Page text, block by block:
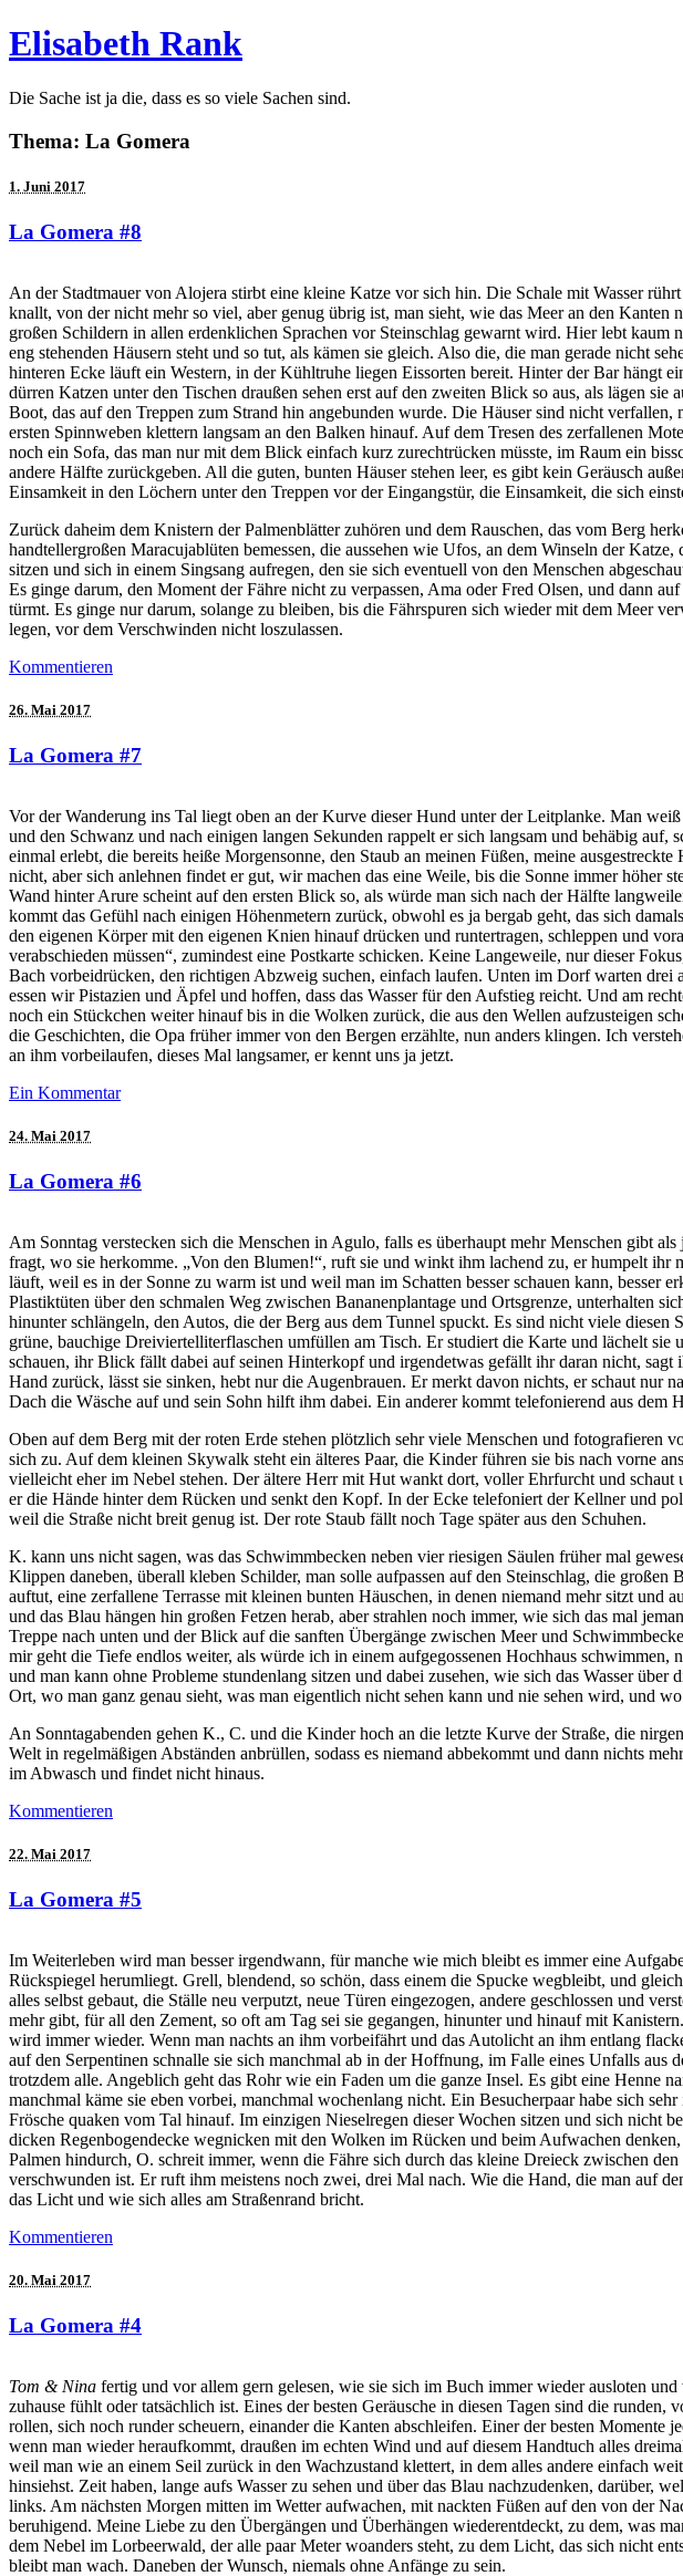
Elisabeth Rank
Die Sache ist ja die, dass es so viele Sachen sind.
Thema: La Gomera
1. Juni 2017
La Gomera #8
An der Stadtmauer von Alojera stirbt eine kleine Katze vor sich hin. Die Schale mit Wasser
knallt, von der nicht mehr so viel, aber genug übrig ist, man sieht, wie das Meer an den
großen Schildern in allen erdenklichen Sprachen vor Steinschlag gewarnt wird. Hier lebt
eng stehenden Häusern steht und so tut, als kämen sie gleich. Also die, die man gerade nicht
hinteren Ecke läuft ein Western, in der Kühltruhe liegen Eissorten bereit. Hinter der Bar hängt
dürren Katzen unter den Tischen draußen sehen erst auf den zweiten Blick so aus, als lägen
Boot, das auf den Treppen zum Strand hin angebunden wurde. Die Häuser sind nicht
ersten Spinnweben klettern langsam an den Balken hinauf. Auf dem Tresen des zerfallenen
noch ein Sofa, das man nur mit dem Blick einfach kurz zurechtrücken müsste, im Raum ein
andere Hälfte zurückgeben. All die guten, bunten Häuser stehen leer, es gibt kein Geräusch
Einsamkeit in den Löchern unter den Treppen vor der Eingangstür, die Einsamkeit, die sich
Zurück daheim dem Knistern der Palmenblätter zuhören und dem Rauschen, das vom Berg
handtellergroßen Maracujablüten bemessen, die aussehen wie Ufos, an dem Winseln der
sitzen und sich in einem Singsang aufregen, den sie sich eventuell von den Menschen
Es ginge darum, den Moment der Fähre nicht zu verpassen, Ama oder Fred Olsen, und dann
türmt. Es ginge nur darum, solange zu bleiben, bis die Fährspuren sich wieder mit dem Meer
legen, vor dem Verschwinden nicht loszulassen.
Kommentieren
26. Mai 2017
La Gomera #7
Vor der Wanderung ins Tal liegt oben an der Kurve dieser Hund unter der Leitplanke. Man
und den Schwanz und nach einigen langen Sekunden rappelt er sich langsam und behäbig
einmal erlebt, die bereits heiße Morgensonne, den Staub an meinen Füßen, meine
nicht, aber sich anlehnen findet er gut, wir machen das eine Weile, bis die Sonne immer höher
Wand hinter Arure scheint auf den ersten Blick so, als würde man sich nach der Hälfte
kommt das Gefühl nach einigen Höhenmetern zurück, obwohl es ja bergab geht, das sich
den eigenen Körper mit den eigenen Knien hinauf drücken und runtertragen, schleppen und
verabschieden müssen“, zumindest eine Postkarte schicken. Keine Langeweile, nur dieser
Bach vorbeidrücken, den richtigen Abzweig suchen, einfach laufen. Unten im Dorf warten
essen wir Pistazien und Äpfel und hoffen, dass das Wasser für den Aufstieg reicht. Und am
noch ein Stückchen weiter hinauf bis in die Wolken zurück, die aus den Wellen aufzusteigen
die Geschichten, die Opa früher immer von den Bergen erzählte, nun anders klingen. Ich
an ihm vorbeilaufen, dieses Mal langsamer, er kennt uns ja jetzt.
Ein Kommentar
24. Mai 2017
La Gomera #6
Am Sonntag verstecken sich die Menschen in Agulo, falls es überhaupt mehr Menschen gibt
fragt, wo sie herkomme. „Von den Blumen!“, ruft sie und winkt ihm lachend zu, er humpelt ihr
läuft, weil es in der Sonne zu warm ist und weil man im Schatten besser schauen kann, besser
Plastiktüten über den schmalen Weg zwischen Bananenplantage und Ortsgrenze, unterhalten
hinunter schlängeln, den Autos, die der Berg aus dem Tunnel spuckt. Es sind nicht viele diesen
grüne, bauchige Dreiviertelliterflaschen umfüllen am Tisch. Er studiert die Karte und lächelt
schauen, ihr Blick fällt dabei auf seinen Hinterkopf und irgendetwas gefällt ihr daran nicht,
Hand zurück, lässt sie sinken, hebt nur die Augenbrauen. Er merkt davon nichts, er schaut nur
Dach die Wäsche auf und sein Sohn hilft ihm dabei. Ein anderer kommt telefonierend aus dem
Oben auf dem Berg mit der roten Erde stehen plötzlich sehr viele Menschen und fotografieren
sich zu. Auf dem kleinen Skywalk steht ein älteres Paar, die Kinder führen sie bis nach vorne
vielleicht eher im Nebel stehen. Der ältere Herr mit Hut wankt dort, voller Ehrfurcht und
er die Hände hinter dem Rücken und senkt den Kopf. In der Ecke telefoniert der Kellner und
weil die Straße nicht breit genug ist. Der rote Staub fällt noch Tage später aus den Schuhen.
K. kann uns nicht sagen, was das Schwimmbecken neben vier riesigen Säulen früher mal
Klippen daneben, überall kleben Schilder, man solle aufpassen auf den Steinschlag, die
auftut, eine zerfallene Terrasse mit kleinen bunten Häuschen, in denen niemand mehr sitzt und
und das Blau hängen hin großen Fetzen herab, aber strahlen noch immer, wie sich das mal
Treppe nach unten und der Blick auf die sanften Übergänge zwischen Meer und
mir geht die Tiefe endlos weiter, als würde ich in einem aufgegossenen Hochhaus
und man kann ohne Probleme stundenlang sitzen und dabei zusehen, wie sich das Wasser
Ort, wo man ganz genau sieht, was man eigentlich nicht sehen kann und nie sehen wird, und
An Sonntagabenden gehen K., C. und die Kinder hoch an die letzte Kurve der Straße, die
Welt in regelmäßigen Abständen anbrüllen, sodass es niemand abbekommt und dann nichts
im Abwasch und findet nicht hinaus.
Kommentieren
22. Mai 2017
La Gomera #5
Im Weiterleben wird man besser irgendwann, für manche wie mich bleibt es immer eine
Rückspiegel herumliegt. Grell, blendend, so schön, dass einem die Spucke wegbleibt, und
alles selbst gebaut, die Ställe neu verputzt, neue Türen eingezogen, andere geschlossen und
mehr gibt, für all den Zement, so oft am Tag sei sie gegangen, hinunter und hinauf mit
wird immer wieder. Wenn man nachts an ihm vorbeifährt und das Autolicht an ihm entlang
auf den Serpentinen schnalle sie sich manchmal ab in der Hoffnung, im Falle eines Unfalls
trotzdem alle. Angeblich geht das Rohr wie ein Faden um die ganze Insel. Es gibt eine Henne
manchmal käme sie eben vorbei, manchmal wochenlang nicht. Ein Besucherpaar habe sich
Frösche quaken vom Tal hinauf. Im einzigen Nieselregen dieser Wochen sitzen und sich nicht
dicken Regenbogendecke wegnicken mit den Wolken im Rücken und beim Aufwachen
Palmen hindurch, O. schreit immer, wenn die Fähre sich durch das kleine Dreieck zwischen
verschwunden ist. Er ruft ihm meistens noch zwei, drei Mal nach. Wie die Hand, die man auf
das Licht und wie sich alles am Straßenrand bricht.
Kommentieren
20. Mai 2017
La Gomera #4
Tom & Nina fertig und vor allem gern gelesen, wie sie sich im Buch immer wieder ausloten
zuhause fühlt oder tatsächlich ist. Eines der besten Geräusche in diesen Tagen sind die
rollen, sich noch runder scheuern, einander die Kanten abschleifen. Einer der besten
wenn man wieder heraufkommt, draußen im echten Wind und auf diesem Handtuch alles
weil man wie an einem Seil zurück in den Wachzustand klettert, in dem alles andere einfach
hinsiehst. Zeit haben, lange aufs Wasser zu sehen und über das Blau nachzudenken,
links. Am nächsten Morgen mitten im Wetter aufwachen, mit nackten Füßen auf den von der
beruhigend. Meine Liebe zu den Übergängen und Überhängen wiederentdeckt, zu dem, was
dem Nebel im Lorbeerwald, der alle paar Meter woanders steht, zu dem Licht, das sich nicht
bleibt man wach. Daneben der Wunsch, niemals ohne Anfänge zu sein.